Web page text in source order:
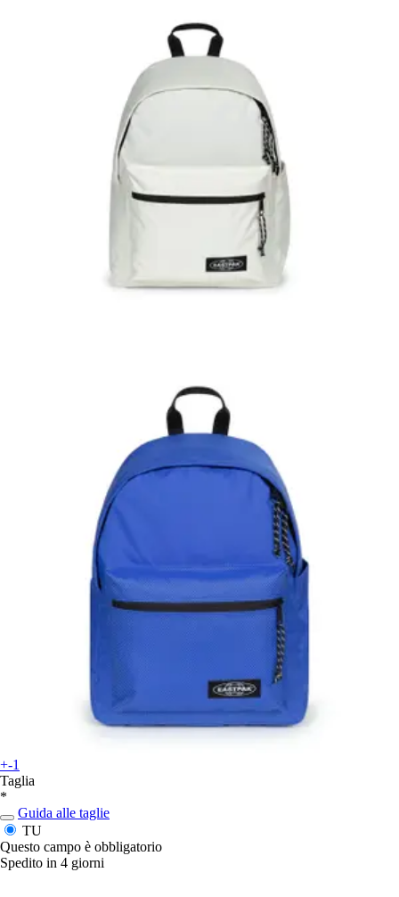
+-1
Taglia
*
Guida alle taglie
TU
Questo campo è obbligatorio
Spedito in 4 giorni